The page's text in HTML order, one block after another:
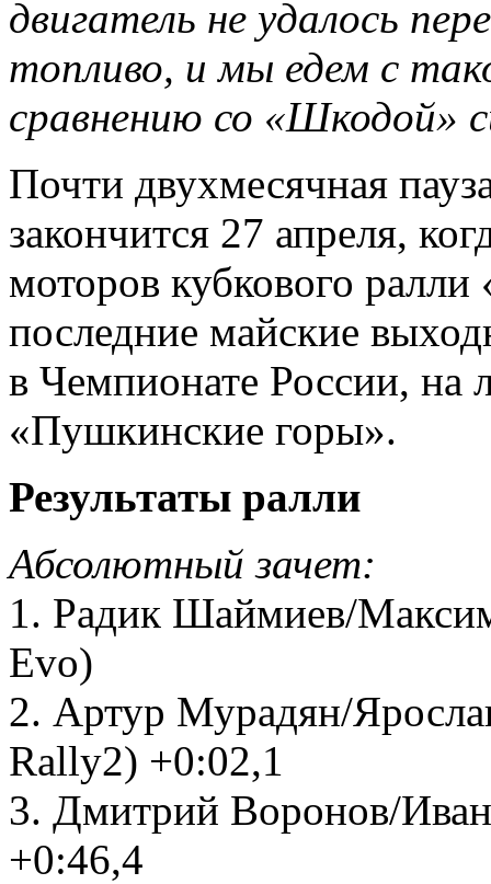
двигатель не удалось
топливо, и мы едем с
сравнению со «Шкодой»
Почти двухмесячная
закончится 27 апреля,
моторов кубкового
последние майские
в Чемпионате России, на
«Пушкинские горы».
Результаты ралли
Абсолютный зачет:
1. Радик Шаймиев/
Evo)
2. Артур Мурадян/
Rally2) +0:02,1
3. Дмитрий Воронов/
+0:46,4